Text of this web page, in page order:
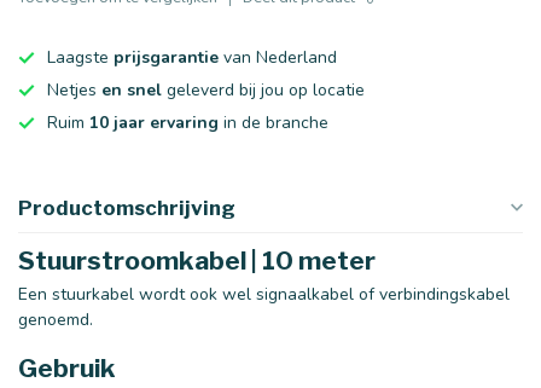
Laagste prijsgarantie van Nederland
Netjes en snel geleverd bij jou op locatie
Ruim 10 jaar ervaring in de branche
Productomschrijving
Stuurstroomkabel | 10 meter
Een stuurkabel wordt ook wel signaalkabel of verbindingskabel
genoemd.
Gebruik